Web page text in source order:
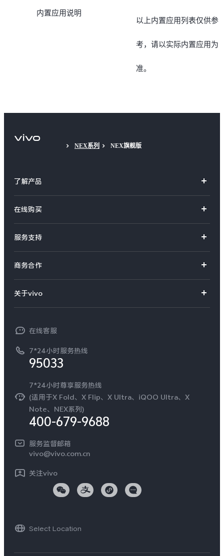
内置应用说明
以上内置应用列表仅供参
考，请以实际内置应用为
准。
NEX系列 NEX旗舰版
了解产品
Y系列
iQOO手机
NEX系列
在线购买
选购配件
订单查询
服务支持
查找手机
环保回收
安全公告
服务隐私政策
Log还原LUTs下载
vivo 办公套件
商务合作
vivo 企业业务
廉正合规
国补营业执照
无线电发射设备销售备案
关于vivo
工作机会
新闻资讯
可持续发展
vivo 蔡司影像
开发者社区
蓝河操作系统
在线客服
7*24小时服务热线
95033
7*24小时尊享服务热线
(适用于X Fold、X Flip、X Ultra、iQOO Ultra、X
Note、NEX系列)
400-679-9688
服务监督邮箱
vivo@vivo.com.cn
关注vivo
Select Location